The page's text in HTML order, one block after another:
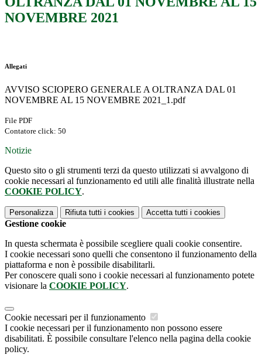
NOVEMBRE 2021
Allegati
AVVISO SCIOPERO GENERALE A OLTRANZA DAL 01
NOVEMBRE AL 15 NOVEMBRE 2021_1.pdf
File PDF
Contatore click: 50
Notizie
Questo sito o gli strumenti terzi da questo utilizzati si avvalgono di
cookie necessari al funzionamento ed utili alle finalità illustrate nella
COOKIE POLICY.
Personalizza Rifiuta tutti i cookies Accetta tutti i cookies
Gestione cookie
In questa schermata è possibile scegliere quali cookie consentire.
I cookie necessari sono quelli che consentono il funzionamento della
piattaforma e non è possibile disabilitarli.
Per conoscere quali sono i cookie necessari al funzionamento potete
visionare la COOKIE POLICY.
Cookie necessari per il funzionamento
I cookie necessari per il funzionamento non possono essere
disabilitati. È possibile consultare l'elenco nella pagina della cookie
policy.